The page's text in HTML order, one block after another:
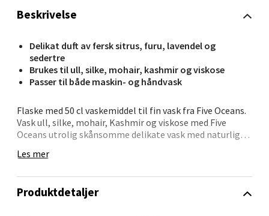
Beskrivelse
Delikat duft av fersk sitrus, furu, lavendel og
sedertre
Brukes til ull, silke, mohair, kashmir og viskose
Passer til både maskin- og håndvask
Flaske med 50 cl vaskemiddel til fin vask fra Five Oceans.
Vask ull, silke, mohair, Kashmir og viskose med Five
Oceans utrolig skånsomme delikate vask med naturlige
fiberforsterker Oatium XR® styrker de delikate
lavendel og sedertre.
Les mer
Produktdetaljer
Lillemarkens markensgate 25B, 4611
Åpent i dag 09-18
0 i butikk
Oslo - Linderud
Åpent i dag 10-21